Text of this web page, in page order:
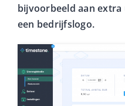
bijvoorbeeld aan
een bedrijfslogo.